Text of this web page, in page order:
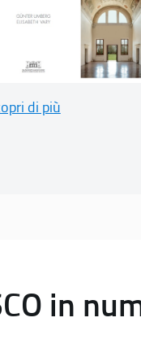
di più
in